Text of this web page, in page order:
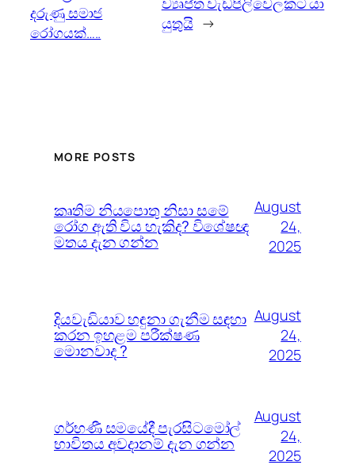
දරුණු සමාජ
රෝගයක්…..
යුතුයි →
MORE POSTS
කෘතිම නියපොතු නිසා සමේ
රෝග ඇති විය හැකිද? විශේෂඥ
මතය දැන ගන්න
August
24,
2025
දියවැඩියාව හඳුනා ගැනීම සඳහා
කරන ඉහළම පරීක්ෂණ
මොනවාද ?
August
24,
2025
ගර්භණී සමයේදී පැරසිටමෝල්
භාවිතය අවදානම් දැන ගන්න
August
24,
2025